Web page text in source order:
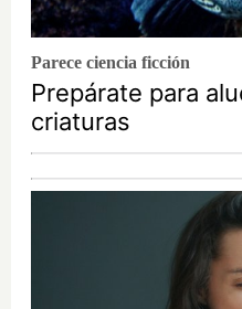
Parece ciencia ficción
Prepárate para
criaturas